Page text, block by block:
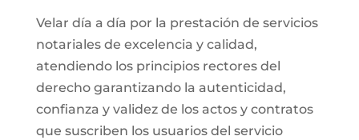
Velar día a día por la prestación de servicios
notariales de excelencia y calidad,
atendiendo los principios rectores del
derecho garantizando la autenticidad,
confianza y validez de los actos y contratos
que suscriben los usuarios del servicio